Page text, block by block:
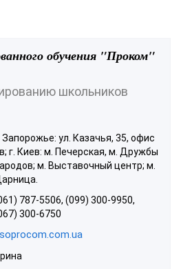
обучения "Проком"
школьников
Запорожье: ул. Казачья, 35, офис
г. Киев: м. Печерская, м. Дружбы
м. Выставочный центр; м.
787-5506, (099) 300-9950,
300-6750